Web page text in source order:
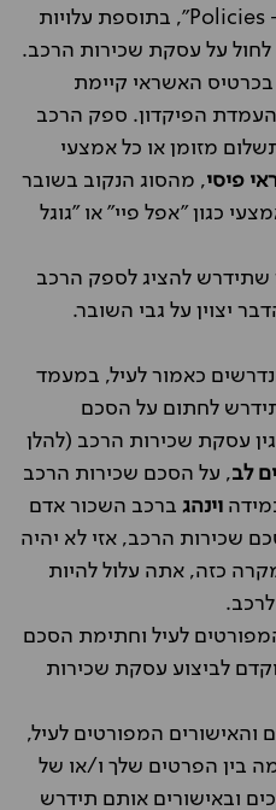
"Policies – CDW Excess/TP Excess", בתוספת עלויות
לחול על עסקת שכירות הרכב.
בכרטיס האשראי קיימת
הפיקדון. ספק הרכב
מזומן או כל אמצעי
פיסי, מהסוג הנקוב בשובר
כגון "אפל פיי" או "גוגל
שתידרש להציג לספק הרכב
יצוין על גבי השובר.
כאמור לעיל, במעמד
לחתום על הסכם
עסקת שכירות הרכב (להלן
לב, על הסכם שכירות הרכב
וינהג ברכב השכור אדם
שכירות הרכב, אזי לא יהיה
כזה, אתה עלול להיות
לעיל וחתימת הסכם
לביצוע עסקת שכירות
והאישורים המפורטים לעיל,
בין הפרטים שלך ו/או של
ובאישורים אותם תידרש